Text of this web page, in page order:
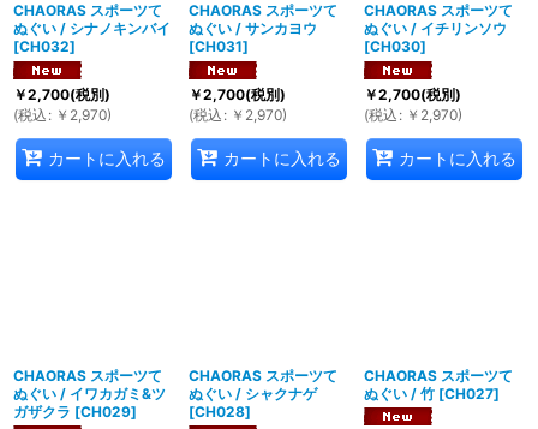
CHAORAS スポーツて
ぬぐい / シナノキンバイ
[CH032]
￥2,700(税別)
(税込 : ￥ 2,970)
カートに入れる
CHAORAS スポーツて
ぬぐい / サンカヨウ
[CH031]
￥2,700(税別)
(税込 : ￥ 2,970)
カートに入れる
CHAORAS スポーツて
ぬぐい / イチリンソウ
[CH030]
￥2,700(税別)
(税込 : ￥ 2,970)
カートに入れる
CHAORAS スポーツて
ぬぐい / イワカガミ&ツ
ガザクラ [CH029]
CHAORAS スポーツて
ぬぐい / シャクナゲ
[CH028]
CHAORAS スポーツて
ぬぐい / 竹 [CH027]